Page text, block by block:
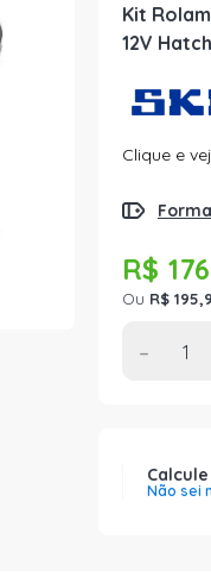
Kit
12V
Clique e
R$
Ou R$
-
Não sei